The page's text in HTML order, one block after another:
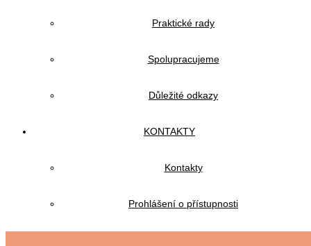
Praktické rady
Spolupracujeme
Důležité odkazy
KONTAKTY
Kontakty
Prohlášení o přístupnosti